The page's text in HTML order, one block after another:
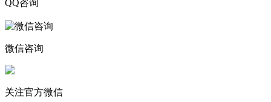
QQ咨询
微信咨询
关注官方微信